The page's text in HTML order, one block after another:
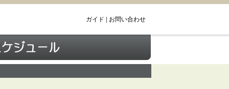
ガイド お問い合わせ